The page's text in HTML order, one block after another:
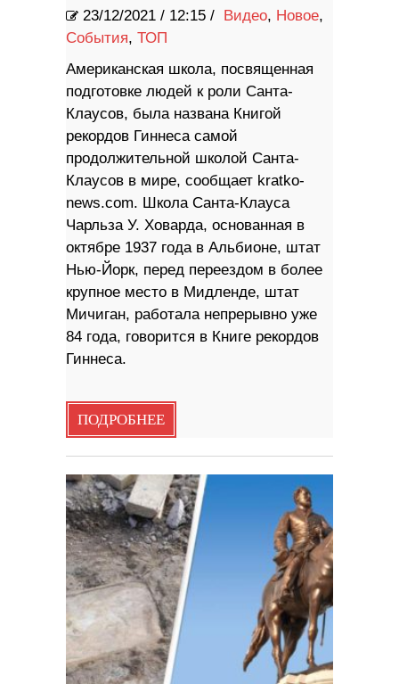
23/12/2021 / 12:15 / Видео, Новое,
События, ТОП
Американская школа, посвященная
подготовке людей к роли Санта-
Клаусов, была названа Книгой
рекордов Гиннеса самой
продолжительной школой Санта-
Клаусов в мире, сообщает kratko-
news.com. Школа Санта-Клауса
Чарльза У. Ховарда, основанная в
октябре 1937 года в Альбионе, штат
Нью-Йорк, перед переездом в более
крупное место в Мидленде, штат
Мичиган, работала непрерывно уже
84 года, говорится в Книге рекордов
Гиннеса.
ПОДРОБНЕЕ